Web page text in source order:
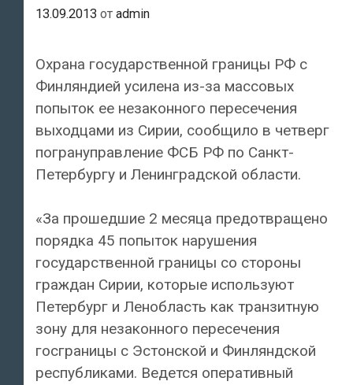
13.09.2013 от admin
Охрана государственной границы РФ с
Финляндией усилена из-за массовых
попыток ее незаконного пересечения
выходцами из Сирии, сообщило в четверг
погрануправление ФСБ РФ по Санкт-
Петербургу и Ленинградской области.
«За прошедшие 2 месяца предотвращено
порядка 45 попыток нарушения
государственной границы со стороны
граждан Сирии, которые используют
Петербург и Ленобласть как транзитную
зону для незаконного пересечения
госграницы с Эстонской и Финляндской
республиками. Ведется оперативный